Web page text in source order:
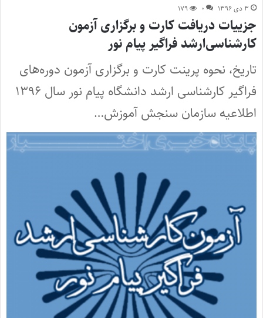
۳ دی ۱۳۹۶ ۰ ۱۷۹
جزییات دریافت کارت و برگزاری آزمون
کارشناسی‌ارشد فراگیر پیام نور
تاریخ، نحوه پرینت کارت و برگزاری آزمون دوره‌های
فراگیر کارشناسی ارشد دانشگاه پیام نور سال ۱۳۹۶
اطلاعیه سازمان سنجش آموزش…